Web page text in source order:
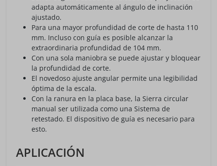
adapta automáticamente al ángulo de inclinación
ajustado.
Para una mayor profundidad de corte de hasta 110
mm. Incluso con guía es posible alcanzar la
extraordinaria profundidad de 104 mm.
Con una sola maniobra se puede ajustar y bloquear
la profundidad de corte.
El novedoso ajuste angular permite una legibilidad
óptima de la escala.
Con la ranura en la placa base, la Sierra circular
manual ser utilizada como una Sistema de
retestado. El dispositivo de guía es necesario para
esto.
APLICACIÓN